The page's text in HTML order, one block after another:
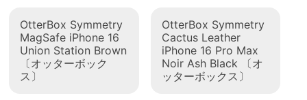
OtterBox Symmetry
MagSafe iPhone 16
Union Station Brown
〔オッターボック
ス〕
OtterBox Symmetry
Cactus Leather
iPhone 16 Pro Max
Noir Ash Black 〔オ
ッターボックス〕